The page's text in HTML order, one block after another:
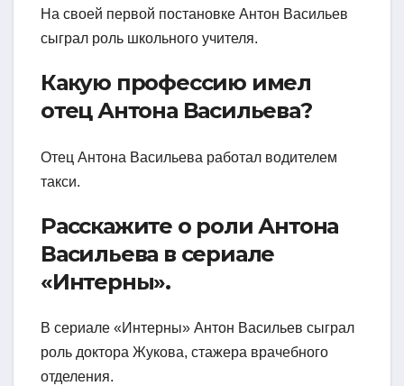
На своей первой постановке Антон Васильев
сыграл роль школьного учителя.
Какую профессию имел
отец Антона Васильева?
Отец Антона Васильева работал водителем
такси.
Расскажите о роли Антона
Васильева в сериале
«Интерны».
В сериале «Интерны» Антон Васильев сыграл
роль доктора Жукова, стажера врачебного
отделения.